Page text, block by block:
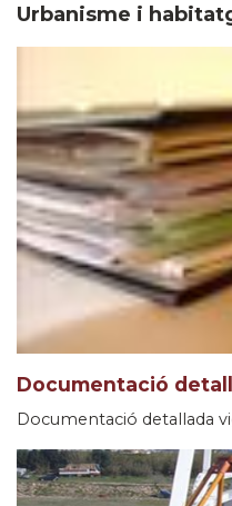
Urbanisme i
Documentació
Documentació detallada